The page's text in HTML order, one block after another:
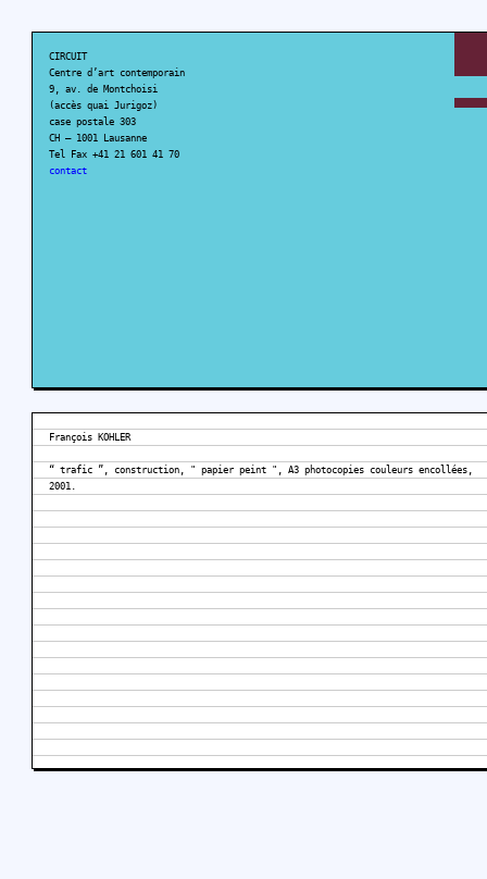
CIRCUIT
Centre d’art contemporain
9, av. de Montchoisi
(accès quai Jurigoz)
case postale 303
CH – 1001 Lausanne
Tel Fax +41 21 601 41 70
contact
François KOHLER
“ trafic ”, construction, " papier peint ", A3 photocopies couleurs encollées,
2001.